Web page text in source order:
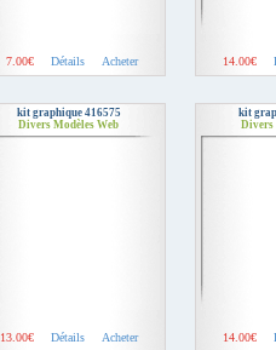
7.00€ Détails Acheter 14.00€
kit graphique 416575
Divers Modèles Web
13.00€ Détails Acheter
kit
Divers
14.00€